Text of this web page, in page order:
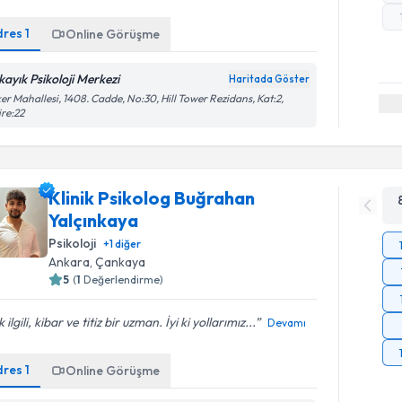
1 Online Görüşme
Psikoloji Merkezi Haritada Göster
Mahallesi, 1408. Cadde, No:30, Hill Tower Rezidans, Kat:2,
Klinik Psikolog Buğrahan
Yalçınkaya
Psikoloji +1diğer
Ankara, Çankaya
5 (1 Değerlendirme)
ilgili, kibar ve titiz bir uzman. İyi ki yollarımız... Devamı
1 Online Görüşme